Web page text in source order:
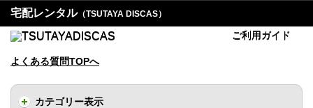
宅配レンタル（TSUTAYA DISCAS）
ご利用ガイド
よくある質問TOPへ
カテゴリー表示